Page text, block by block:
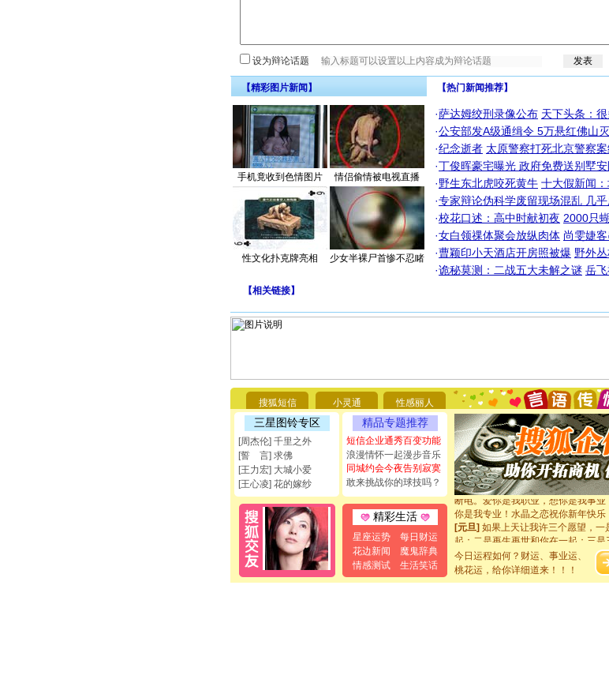
设为辩论话题
【精彩图片新闻】
手机竟收到色情图片 情侣偷情被电视直播
性文化扑克牌亮相 少女半裸尸首惨不忍睹
【热门新闻推荐】
·萨达姆绞刑录像公布 天下头条：
·公安部发A级通缉令 5万悬红佛山
·纪念逝者 太原警察打死北京警察
·丁俊晖豪宅曝光 政府免费送别墅
·野生东北虎咬死黄牛 十大假新闻
·专家辩论伪科学废留现场混乱 几
·校花口述：高中时献初夜 2000只
·女白领祼体聚会放纵肉体 尚雯婕
·曹颖印小天酒店开房照被爆 野外
·诡秘莫测：二战五大未解之谜 岳
【相关链接】
搜狐短信 小灵通 性感丽人
三星图铃专区
[周杰伦] 千里之外
[誓 言] 求佛
[王力宏] 大城小爱
[王心凌] 花的嫁纱
精品专题推荐
短信企业通秀百变功能
浪漫情怀一起漫步音乐
同城约会今夜告别寂寞
敢来挑战你的球技吗？
精彩生活
星座运势
每日财运
花边新闻
魔鬼辞典
情感测试
生活笑话
你太多，只有给你五千万：千万快
要平安！千万要知足！千万不要忘记
[圣诞节]不只这样的日子才会想起你
能正大光明地骚扰你,告诉你,圣诞要
都要快乐噢!
[圣诞节]奉上一颗祝福的心,在这个特
如意,快乐,鲜花,一切美好的祝愿与你
[元旦]看到你我会触电；看不到你我
断电。爱你是我职业，想你是我事业
你是我专业！水晶之恋祝你新年快乐
[元旦]如果上天让我许三个愿望，一
起；二是再生再世和你在一起；三是
[元旦]当我狠下心扭头离去那一刻，
泣，这痛楚让我明白我多么爱你。我
今日运程如何？财运、事业运、
桃花运，给你详细道来！！！